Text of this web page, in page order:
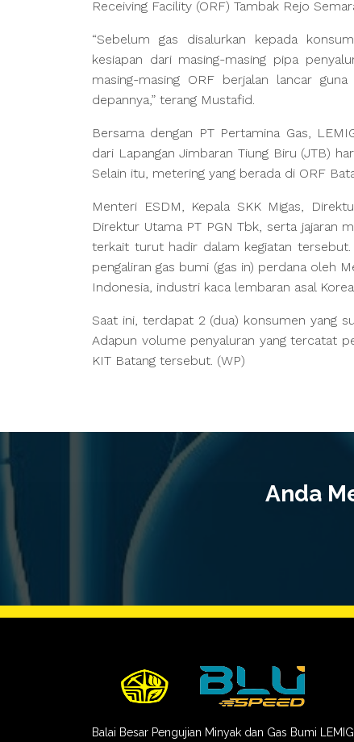
Receiving Facility (ORF) Tambak Rejo
“Sebelum gas disalurkan kepada
kesiapan dari masing-masing pipa
masing-masing ORF berjalan lancar
depannya,” terang Mustafid.
Bersama dengan PT Pertamina Gas,
dari Lapangan Jimbaran Tiung Biru (JTB)
Selain itu, metering yang berada di ORF
Menteri ESDM, Kepala SKK Migas,
Direktur Utama PT PGN Tbk, serta jajaran
terkait turut hadir dalam kegiatan tersebut.
pengaliran gas bumi (gas in) perdana oleh
Indonesia, industri kaca lembaran asal
Saat ini, terdapat 2 (dua) konsumen yang
Adapun volume penyaluran yang tercatat
KIT Batang tersebut. (WP)
Anda
Balai Besar Pengujian Minyak dan Gas Bumi